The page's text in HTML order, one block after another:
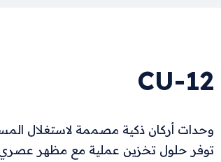
CU-12
وحدات أركان ذكية مصممة لاستغلال
توفر حلول تخزين عملية مع مظهر